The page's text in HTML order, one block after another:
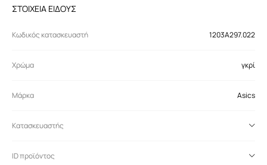
ΣΤΟΙΧΕΙΑ ΕΙΔΟΥΣ
Κωδικός κατασκευαστή 1203A297.022
Χρώμα γκρί
Μάρκα Asics
Κατασκευαστής
ID προϊόντος